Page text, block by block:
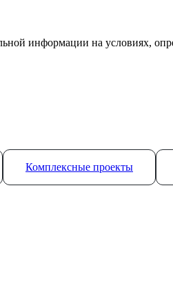
информации на условиях,
Комплексные проекты